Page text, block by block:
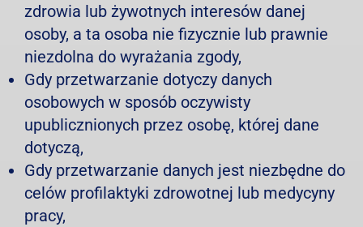
zdrowia lub żywotnych interesów danej
osoby, a ta osoba nie fizycznie lub prawnie
niezdolna do wyrażania zgody,
Gdy przetwarzanie dotyczy danych
osobowych w sposób oczywisty
upublicznionych przez osobę, której dane
dotyczą,
Gdy przetwarzanie danych jest niezbędne do
celów profilaktyki zdrowotnej lub medycyny
pracy,